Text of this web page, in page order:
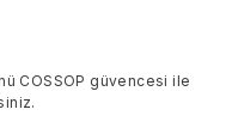
COSSOP güvencesi ile